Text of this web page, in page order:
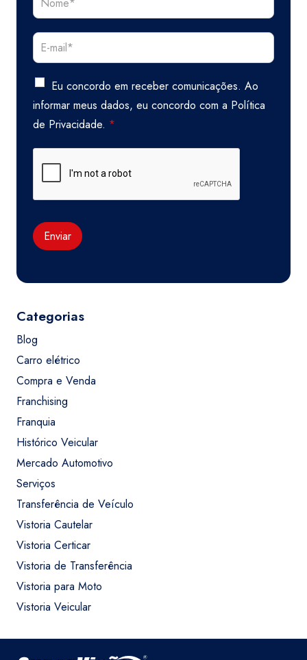
Eu concordo em receber comunicações. Ao
informar meus dados, eu concordo com a Política
de Privacidade. *
Enviar
Categorias
Blog
Carro elétrico
Compra e Venda
Franchising
Franquia
Histórico Veicular
Mercado Automotivo
Serviços
Transferência de Veículo
Vistoria Cautelar
Vistoria Certicar
Vistoria de Transferência
Vistoria para Moto
Vistoria Veicular